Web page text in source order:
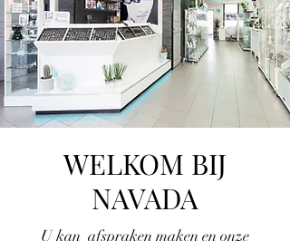
WELKOM BIJ
NAVADA
U kan afspraken maken en onze